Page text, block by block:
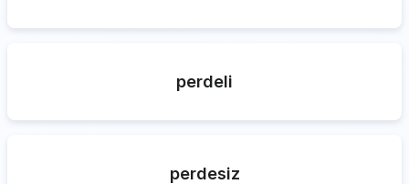
perdeli
perdesiz